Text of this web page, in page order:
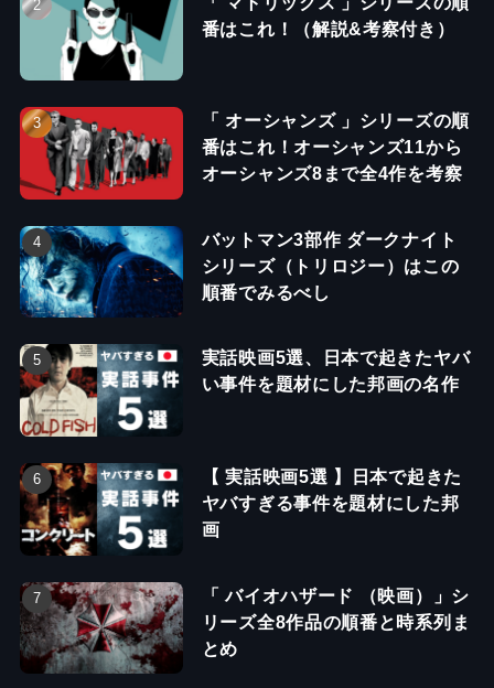
番はこれ！（解説&考察付き）
「 オーシャンズ 」シリーズの順
番はこれ！オーシャンズ11から
オーシャンズ8まで全4作を考察
バットマン3部作 ダークナイト
シリーズ（トリロジー）はこの
順番でみるべし
実話映画5選、日本で起きたヤバ
い事件を題材にした邦画の名作
【 実話映画5選 】日本で起きた
ヤバすぎる事件を題材にした邦
画
「 バイオハザード （映画）」シ
リーズ全8作品の順番と時系列ま
とめ